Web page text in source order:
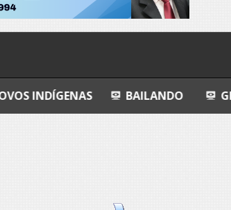
BAILANDO GRANDEZA